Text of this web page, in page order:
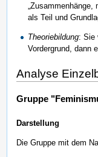
als Teil und
Theoriebildung: Sie
Vordergrund, dann
Analyse
Gruppe
Darstellung
Die Gruppe mit dem